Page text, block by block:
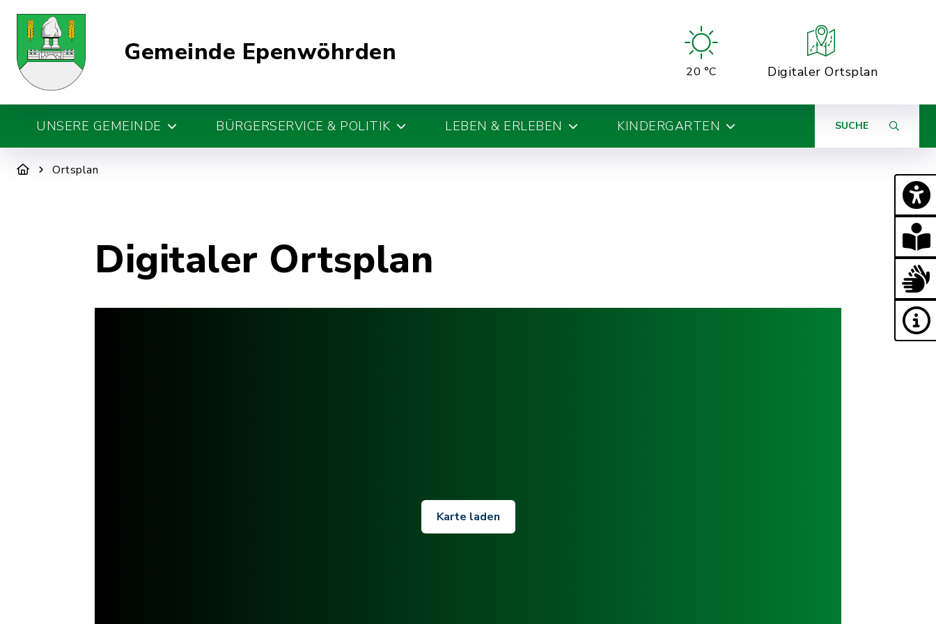
Gemeinde Epenwöhrden
20 °C Digitaler Ortsplan
UNSERE GEMEINDE BÜRGERSERVICE & POLITIK LEBEN & ERLEBEN KINDERGARTEN SUCHE
Ortsplan
Digitaler Ortsplan
Karte laden